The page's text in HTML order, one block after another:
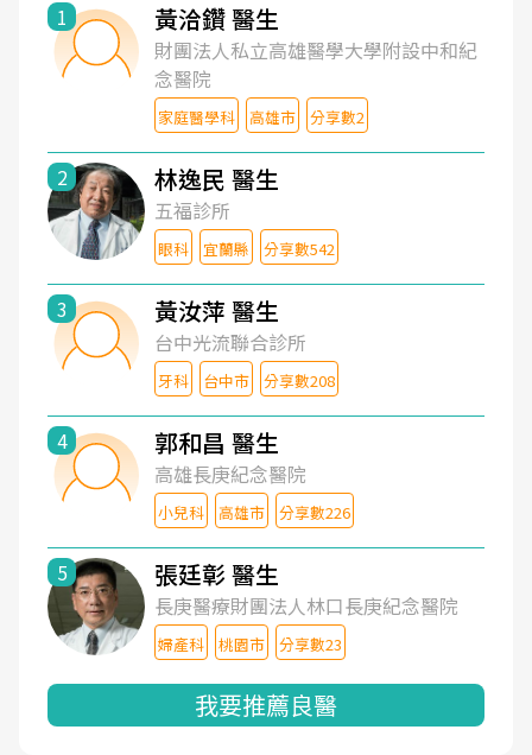
1 黃洽鑽 醫生
財團法人私立高雄醫學大學附設中和紀
念醫院
家庭醫學科 高雄市 分享數2
2 林逸民 醫生
五福診所
眼科 宜蘭縣 分享數542
3 黃汝萍 醫生
台中光流聯合診所
牙科 台中市 分享數208
4 郭和昌 醫生
高雄長庚紀念醫院
小兒科 高雄市 分享數226
5 張廷彰 醫生
長庚醫療財團法人林口長庚紀念醫院
婦產科 桃園市 分享數23
我要推薦良醫